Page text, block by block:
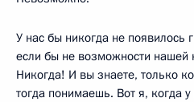
У нас бы никогда не появилось
если бы не возможности нашей
Никогда! И вы знаете, только
тогда понимаешь. Вот я, когда у